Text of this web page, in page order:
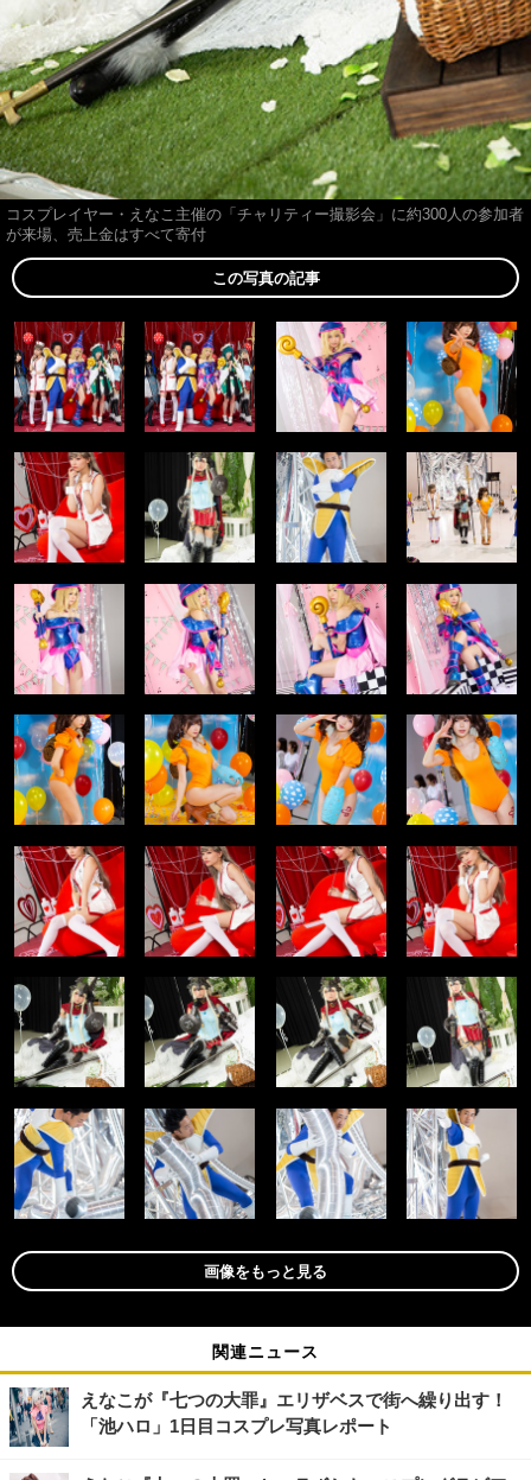
コスプレイヤー・えなこ主催の「チャリティー撮影会」に約300人の参加者
が来場、売上金はすべて寄付
この写真の記事
画像をもっと見る
関連ニュース
えなこが『七つの大罪』エリザベスで街へ繰り出す！
「池ハロ」1日目コスプレ写真レポート